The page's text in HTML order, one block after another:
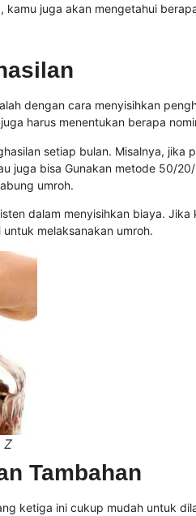
kamu juga akan mengetahui
dengan cara menyisihkan
harus menentukan berapa
setiap bulan. Misalnya,
juga bisa Gunakan metode 50/
umroh.
dalam menyisihkan biaya.
melaksanakan umroh.
Z
Tambahan
ketiga ini cukup mudah untuk